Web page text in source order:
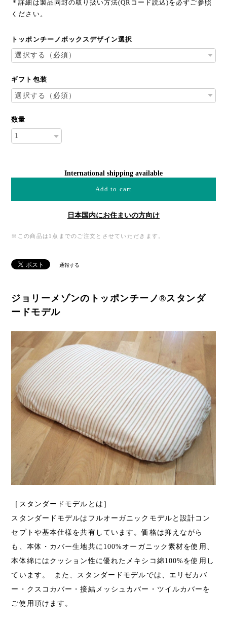
＊詳細は製品同封の取り扱い方法(QRコード読込)を必ずご参照
ください。
トッポンチーノボックスデザイン選択
ギフト包装
数量
International shipping available
Add to cart
日本国内にお住まいの方向け
※この商品は1点までのご注文とさせていただきます。
通報する
ジョリーメゾンのトッポンチーノ®︎スタンダ
ードモデル
［スタンダードモデルとは］
スタンダードモデルはフルオーガニックモデルと設計コン
セプトや基本仕様を共有しています。価格は抑えながら
も、本体・カバー生地共に100%オーガニック素材を使用、
本体綿にはクッション性に優れたメキシコ綿100%を使用し
ています。 また、スタンダードモデルでは、エリゼカバ
ー・クスコカバー・接結メッシュカバー・ツイルカバーを
ご使用頂けます。